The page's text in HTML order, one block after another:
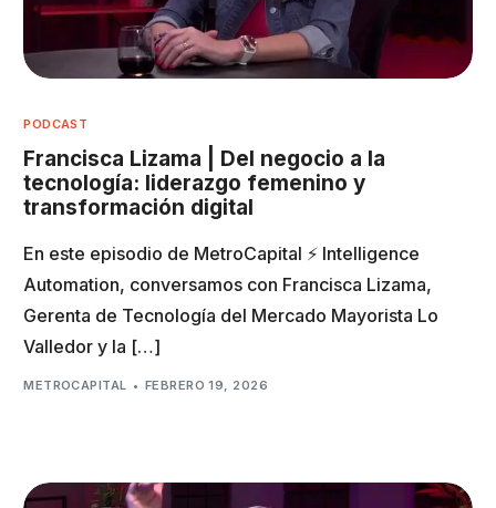
PODCAST
Francisca Lizama | Del negocio a la
tecnología: liderazgo femenino y
transformación digital
En este episodio de MetroCapital ⚡️ Intelligence
Automation, conversamos con Francisca Lizama,
Gerenta de Tecnología del Mercado Mayorista Lo
Valledor y la […]
METROCAPITAL FEBRERO 19, 2026